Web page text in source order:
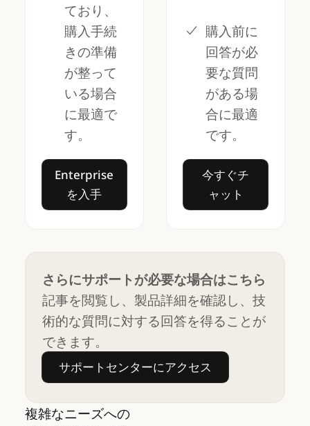
ており、
購入手続
きの準備
が整って
いる場合
に最適で
す。
Enterprise
を入手
Enterprise を入手
購入前に
回答が必
要な質問
がある場
合に最適
です。
今すぐチ
ャット
今すぐチャット
さらにサポートが必要な場合はこちら
記事を閲覧し、製品詳細を確認し、技
術的な質問に対する回答を得ることが
できます。
サポートセンターにアクセス
サポートセンターにアクセス
複雑なニーズへの